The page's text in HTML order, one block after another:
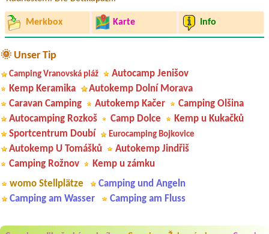
Merkbox Karte Info
🌞 Unser Tip
Camping Vranovská pláž
Autocamp Jenišov
Kemp Keramika
Autokemp Dolní Morava
Caravan Camping
Autokemp Kačer
Camping Olšina
Autocamping Rozkoš
Camp Dolce
Kemp u Kukačků
Sportcentrum Doubí
Eurocamping Bojkovice
Autokemp U Tomášků
Autokemp Jindřiš
Camping Rožnov
Kemp u zámku
womo Stellplätze
Camping und Angeln
Camping am Wasser
Camping am Fluss